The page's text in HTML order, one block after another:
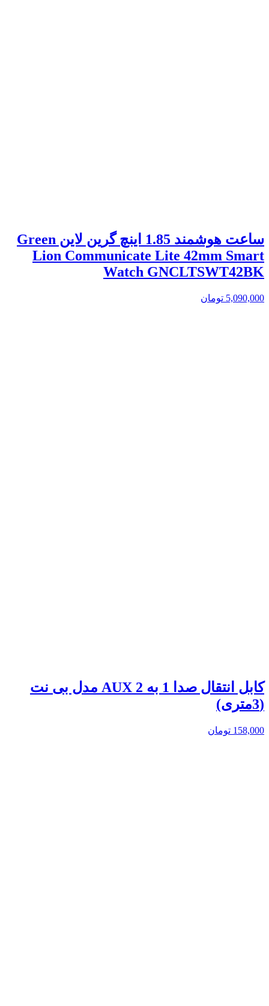
ساعت هوشمند 1.85 اینچ گرین لاین Green
Lion Communicate Lite 42mm Smart
Watch GNCLTSWT42BK
5,090,000 تومان
کابل انتقال صدا 1 به 2 AUX مدل بی نت
(3متری)
158,000 تومان